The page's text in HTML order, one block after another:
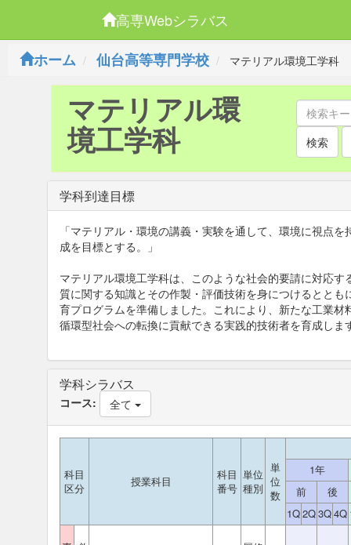
高専Webシラバス
ホーム
仙台高等専門学校 マテリアル環境工学科
マテリアル環
境工学科 検索
学科到達目標
「マテリアル・環境の講義・実験を通して、環境に視点
成を目標とする。」
マテリアル環境工学科は、このような社会的要請に対応
質に関する知識とその作製・評価技術を身につけるととも
育プログラムを準備しました。これにより、新たな工業
循環型社会への転換に貢献できる実践的技術者を育成しま
学科シラバス
コース: 全て
科目
区分
授業科目
科目
番号
単位
種別
単
位
数
1年
前
後
1Q2Q3Q4Q